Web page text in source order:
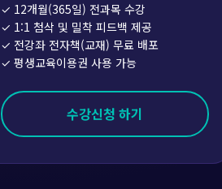
✓ 12개월(365일) 전과목 수강
✓ 1:1 첨삭 및 밀착 피드백 제공
✓ 전강좌 전자책(교재) 무료 배포
✓ 평생교육이용권 사용 가능
수강신청 하기